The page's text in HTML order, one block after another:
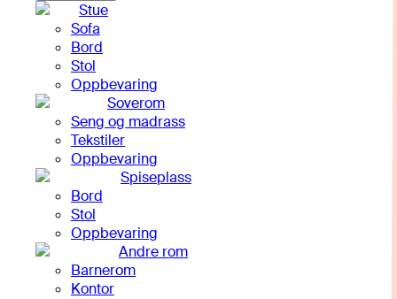
Stue
Sofa
Bord
Stol
Oppbevaring
Soverom
Seng og madrass
Tekstiler
Oppbevaring
Spiseplass
Bord
Stol
Oppbevaring
Andre rom
Barnerom
Kontor